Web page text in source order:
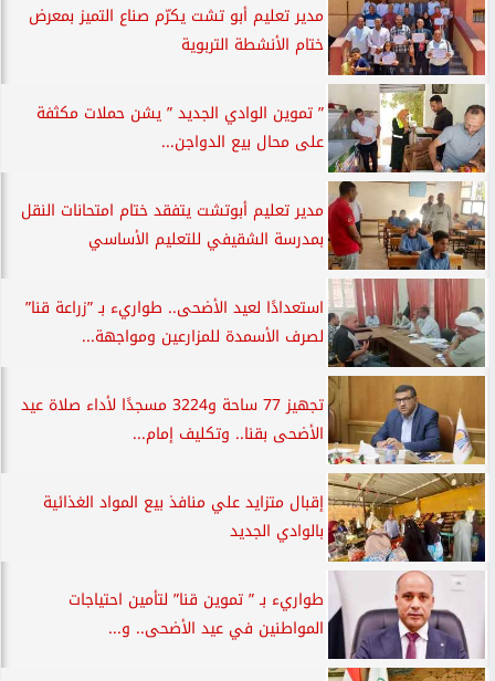
مدير تعليم أبو تشت يكرّم صناع التميز بمعرض
ختام الأنشطة التربوية
” تموين الوادي الجديد ” يشن حملات مكثفة
على محال بيع الدواجن...
مدير تعليم أبوتشت يتفقد ختام امتحانات النقل
بمدرسة الشقيفي للتعليم الأساسي
استعدادًا لعيد الأضحى.. طواريء بـ ”زراعة قنا”
لصرف الأسمدة للمزارعين ومواجهة...
تجهيز 77 ساحة و3224 مسجدًا لأداء صلاة عيد
الأضحى بقنا.. وتكليف إمام...
إقبال متزايد علي منافذ بيع المواد الغذائية
بالوادي الجديد
طواريء بـ ” تموين قنا” لتأمين احتياجات
المواطنين في عيد الأضحى.. و...